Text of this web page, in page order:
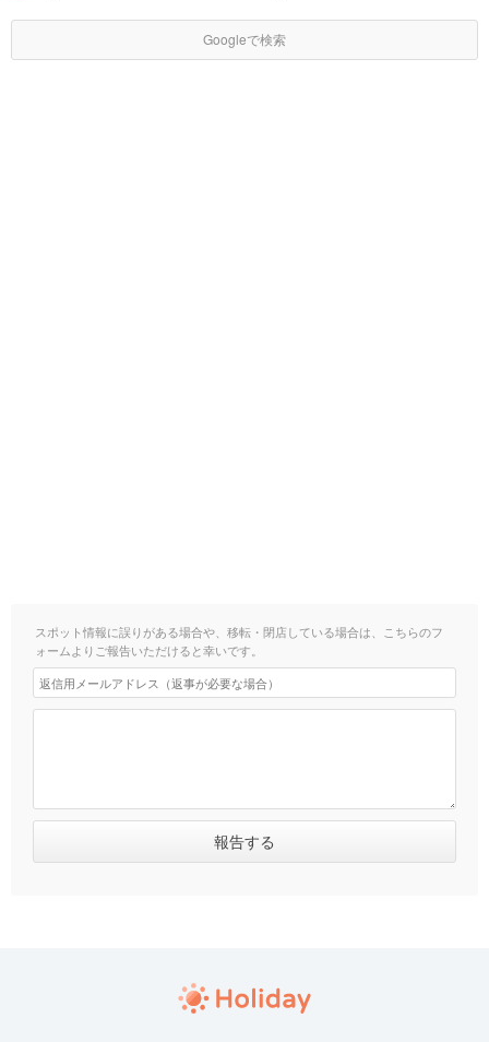
Googleで検索
スポット情報に誤りがある場合や、移転・閉店している場合は、こちらのフ
ォームよりご報告いただけると幸いです。